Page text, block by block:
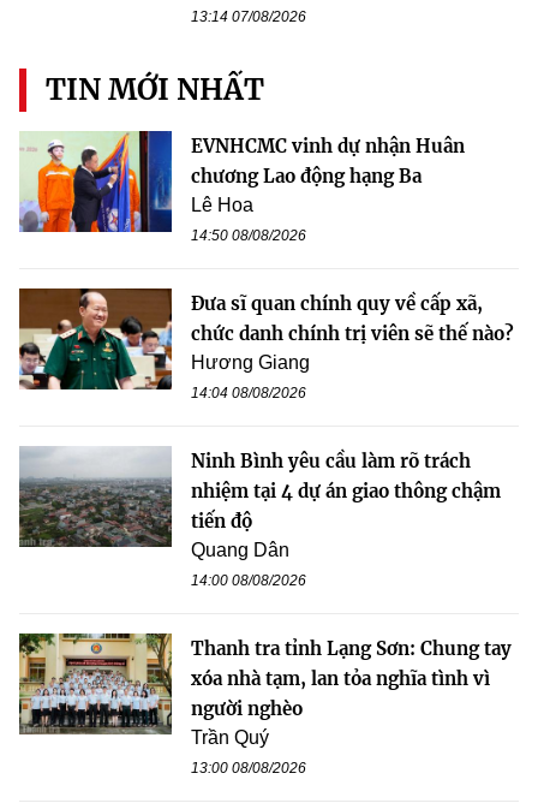
13:14 07/08/2026
TIN MỚI NHẤT
EVNHCMC vinh dự nhận Huân
chương Lao động hạng Ba
Lê Hoa
14:50 08/08/2026
Đưa sĩ quan chính quy về cấp xã,
chức danh chính trị viên sẽ thế nào?
Hương Giang
14:04 08/08/2026
Ninh Bình yêu cầu làm rõ trách
nhiệm tại 4 dự án giao thông chậm
tiến độ
Quang Dân
14:00 08/08/2026
Thanh tra tỉnh Lạng Sơn: Chung tay
xóa nhà tạm, lan tỏa nghĩa tình vì
người nghèo
Trần Quý
13:00 08/08/2026